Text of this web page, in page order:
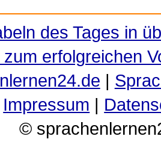
des Tages in
erfolgreichen
|
Impressum |
©